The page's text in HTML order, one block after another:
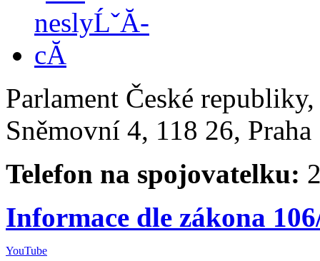
Parlament České
Sněmovní 4, 118 26,
Telefon na spojovatelku:
Informace dle zákona
YouTube